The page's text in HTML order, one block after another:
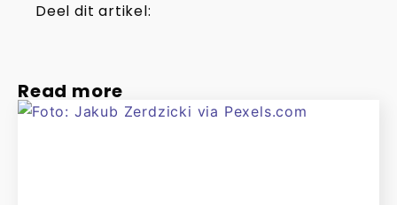
Deel dit artikel:
Read more